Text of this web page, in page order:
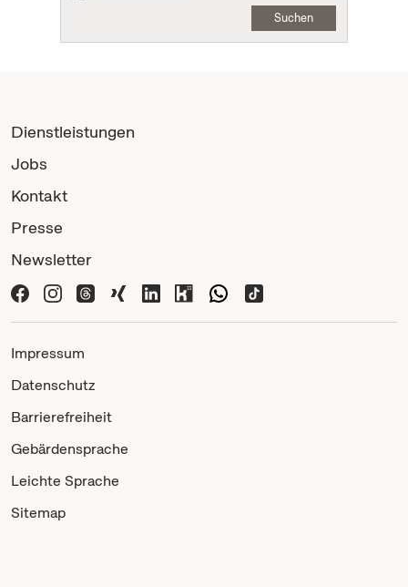
Suchen
Dienstleistungen
Jobs
Kontakt
Presse
Newsletter
Impressum
Datenschutz
Barrierefreiheit
Gebärdensprache
Leichte Sprache
Sitemap